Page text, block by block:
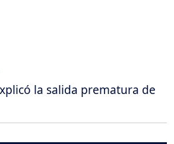
la salida prematura de